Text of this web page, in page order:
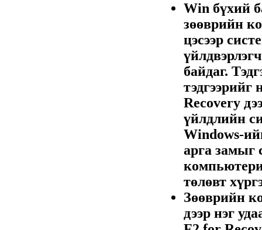
Win бүхий
зөөврийн
цэсээр
байдаг.
тэдгээрийг
Recovery
үйлдлийн
Windows-
арга замыг
төлөвт
Зөөврийн
дээр нэг